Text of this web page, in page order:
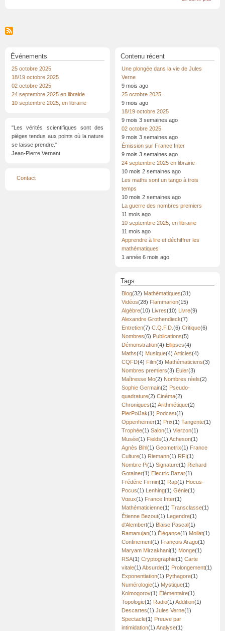
Événements
25 octobre 2025
18/19 octobre 2025
02 octobre 2025
24 septembre 2025 en librairie
10 septembre 2025, en librairie
"Les vérités scientifiques sont des
pièges tendus aux points où la nature
se laisse prendre."
Jean-Pierre Vernant
Menu
Contact
Contenu récent
Une plongée dans la vie de Jules
Verne
9 mois ago
25 octobre 2025
9 mois ago
18/19 octobre 2025
9 mois 3 semaines ago
02 octobre 2025
9 mois 3 semaines ago
Émission sur France Inter
9 mois 3 semaines ago
24 septembre 2025 en librairie
10 mois 2 semaines ago
Les maths sont un tango à trois
temps
10 mois 2 semaines ago
La guerre des nombres premiers
11 mois ago
10 septembre 2025, en librairie
11 mois ago
Apprendre à lire et déchiffrer les
mathématiques
1 année 6 mois ago
Tags
Blog(32) Mathématiques(31)
Vidéos(28) Flammarion(15)
Algèbre(10) Livres(10) Livre(9)
Alexandre Grothendieck(7)
Entretien(7) C.Q.F.D. (6) Critique(6)
Nombres(6) Publications(5)
Démonstration(4) Ellipses(4)
Maths(4) Musique(4) Articles(4)
CQFD(4) Film(3) Mathématiciens(3)
Nombres premiers(3) Euler(3)
Maîtresse Mo(2) Nombres réels(2)
Sophie Germain(2) Pseudo-
quadrature(2) Cinéma(2)
Chroniques(2) Arithmétique(2)
PierPolJak(1) Podcast(1)
Oppenheimer(1) Prix(1) Tangente(1)
Trophée(1) Salon(1) Vierzon(1)
Musée(1) Fields(1) Acheson(1)
Agnès Bihl(1) Geometrix(1) France
Culture(1) Riemann(1) RFI(1)
Nombre Pi(1) Signature(1) Richard
Gotainer(1) Electric Bazar(1)
Frédéric Firmin(1) Rap(1) Hocus-
Pocus(1) Lenhing(1) Génie(1)
Vœux(1) France Inter(1)
Mathématicienne(1) Transclasse(1)
Étienne Bezout(1) Legendre(1)
d'Alembert(1) Blaise Pascal(1)
Ramanujan(1) Élégance(1) Mollat(1)
Confinement(1) François Arago(1)
Maryam Mirzakhani(1) Monge(1)
RSA(1) Cryptographie(1) Carte
vitale(1) Absurde(1) Prolongement(1)
Exponentiation(1) Pythagore(1)
Numérologie(1) Mystique(1)
Kolmogorov(1) Élémentaire(1)
Topologie(1) Radio(1) Addition(1)
Descartes(1) Jules Verne(1)
Spectacle(1) Preuve par
intimidation(1) Analyse(1)